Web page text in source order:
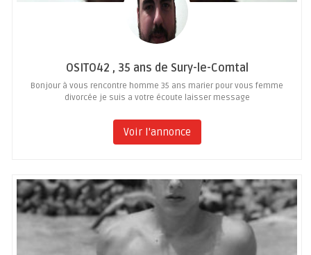
OSITO42 , 35 ans de Sury-le-Comtal
Bonjour à vous rencontre homme 35 ans marier pour vous femme
divorcée je suis a votre écoute laisser message
Voir l'annonce